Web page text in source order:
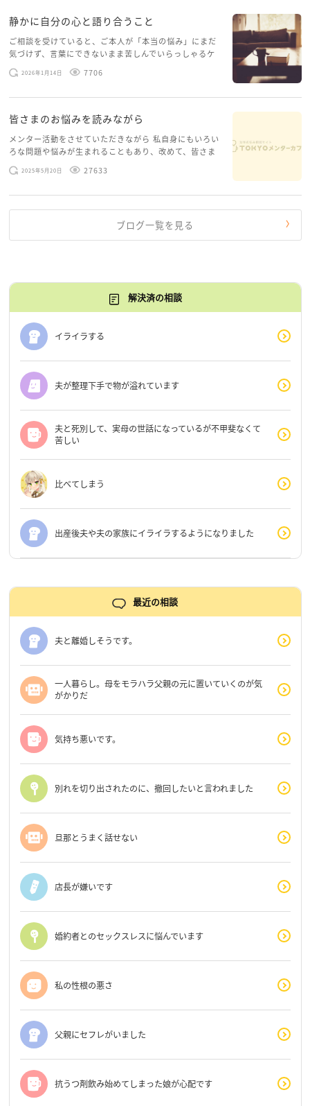
静かに自分の心と語り合うこと
ご相談を受けていると、ご本人が「本当の悩み」にまだ
気づけず、言葉にできないまま苦しんでいらっしゃるケ
ースがありますお悩みというのは、心の深いところ（深
層心理）に触れることで、まったく違う角度から解決の
2026年1月14日 7706
皆さまのお悩みを読みながら
メンター活動をさせていただきながら 私自身にもいろい
ろな問題や悩みが生まれることもあり、改めて、皆さま
のお悩みを読みながら 「みんな、もがいてる。わたし
だけじゃないんだな」と、逆に励まされるような日々で
2025年5月20日 27633
ブログ一覧を見る
解決済の相談
イライラする
夫が整理下手で物が溢れています
夫と死別して、実母の世話になっているが不甲斐なくて
苦しい
比べてしまう
出産後夫や夫の家族にイライラするようになりました
最近の相談
夫と離婚しそうです。
一人暮らし。母をモラハラ父親の元に置いていくのが気
がかりだ
気持ち悪いです。
別れを切り出されたのに、撤回したいと言われました
旦那とうまく話せない
店長が嫌いです
婚約者とのセックスレスに悩んでいます
私の性根の悪さ
父親にセフレがいました
抗うつ剤飲み始めてしまった娘が心配です